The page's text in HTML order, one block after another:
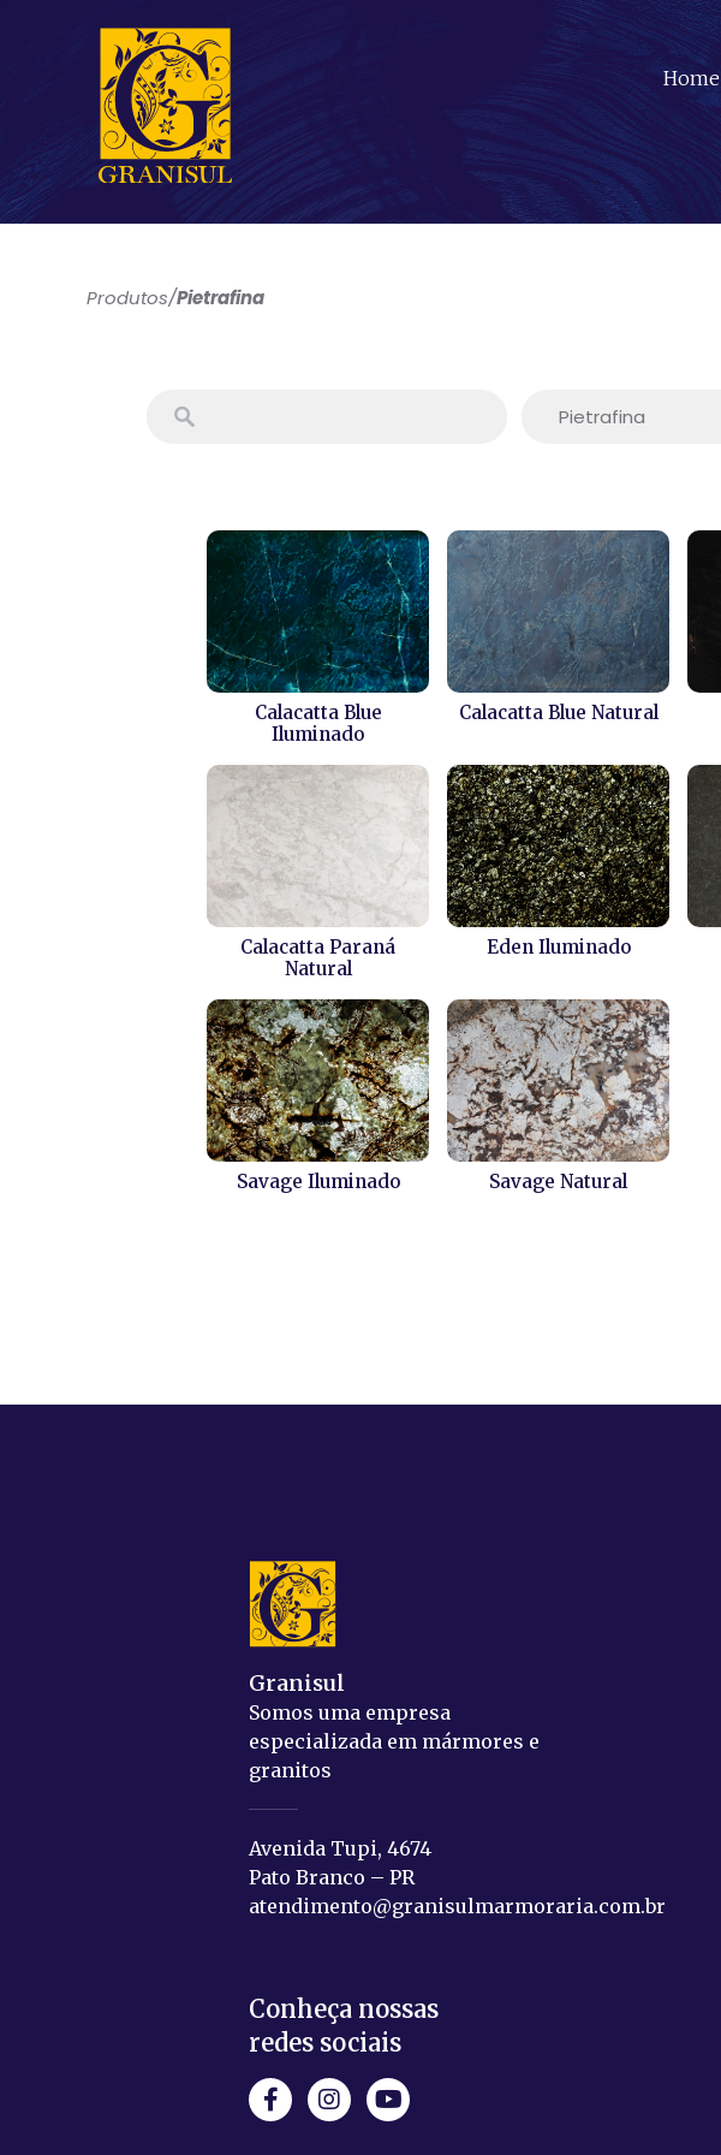
Home
Produtos/Pietrafina
Calacatta Blue
Iluminado
Calacatta Blue Natural
Calacatta Paraná
Natural
Eden Iluminado
Savage Iluminado Savage Natural
Granisul
Somos uma empresa
especializada em mármores e
granitos
Avenida Tupi, 4674
Pato Branco – PR
atendimento@granisulmarmoraria.com.br
Conheça nossas
redes sociais